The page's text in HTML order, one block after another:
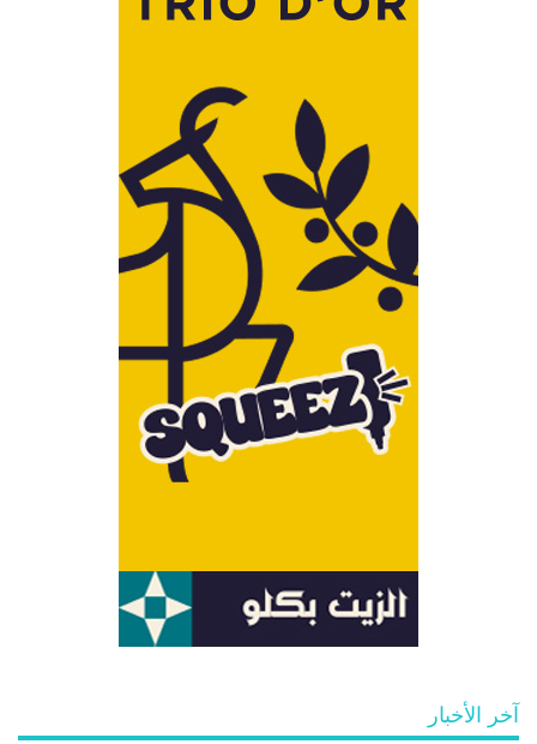
آخر الأخبار